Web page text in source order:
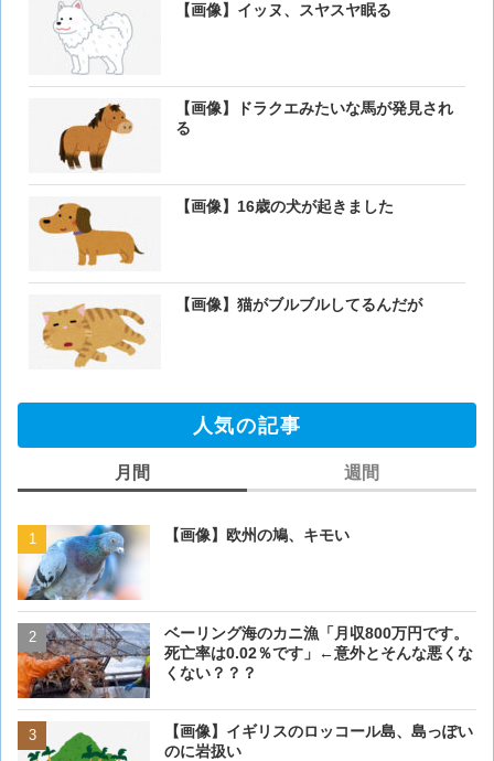
【画像】イッヌ、スヤスヤ眠る
【画像】ドラクエみたいな馬が発見され
る
【画像】16歳の犬が起きました
【画像】猫がブルブルしてるんだが
人気の記事
月間
【画像】欧州の鳩、キモい
ベーリング海のカニ漁「月収800万円です。
死亡率は0.02％です」←意外とそんな悪くな
くない？？？
【画像】イギリスのロッコール島、島っぽい
のに岩扱い
週間
【画像】欧州の鳩、キモい
【閲覧注意・画像】毛を剃
ぎるとワイ(35歳無職)の中
【画像】イギリスのロッコ